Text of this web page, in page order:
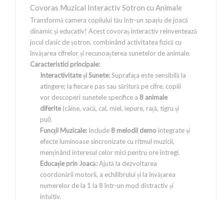
Covoras Muzical Interactiv Sotron cu Animale
Transformă camera copilului tău într-un spațiu de joacă
dinamic și educativ! Acest covoraș interactiv reinventează
jocul clasic de șotron, combinând activitatea fizică cu
învățarea cifrelor și recunoașterea sunetelor de animale.
Caracteristici principale:
Interactivitate și Sunete:Suprafața este sensibilă la
atingere; la fiecare pas sau săritură pe cifre, copiii
vor descoperi sunetele specifice a 8 animale
diferite(câine, vacă, cal, miel, iepure, rață, tigru și
pui).
Funcții Muzicale: Include 8 melodii demo integrate și
efecte luminoase sincronizate cu ritmul muzicii,
menținând interesul celor mici pentru ore întregi.
Educație prin Joacă:Ajută la dezvoltarea
coordonării motorii, a echilibrului și la învățarea
numerelor de la 1 la 8 într-un mod distractiv și
intuitiv.